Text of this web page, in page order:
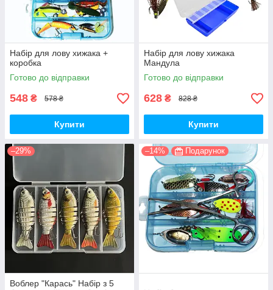
Набір для лову хижака +
коробка
Готово до відправки
548 ₴ 578 ₴
Купити
Набір для лову хижака
Мандула
Готово до відправки
628 ₴ 828 ₴
Купити
–29%
Воблер "Карась" Набір з 5
–14% Подарунок